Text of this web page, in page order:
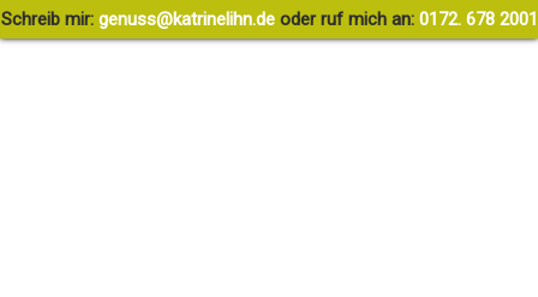
Schreib mir: ed.nh
ileni
rtak@
ssune
g oder ruf mich an: 0172. 678 2001